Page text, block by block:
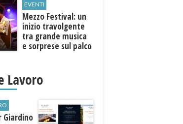
EVENTI
Mezzo Festival: un
inizio travolgente
tra grande musica
e sorprese sul palco
Lavoro
Giardino